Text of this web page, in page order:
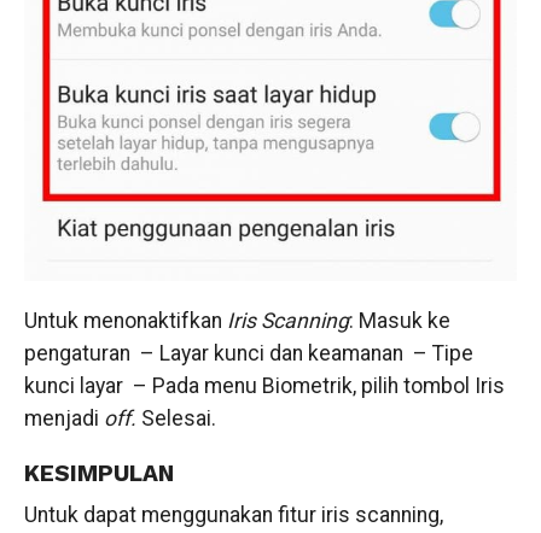
Untuk menonaktifkan Iris Scanning: Masuk ke
pengaturan – Layar kunci dan keamanan – Tipe
kunci layar – Pada menu Biometrik, pilih tombol Iris
menjadi off. Selesai.
KESIMPULAN
Untuk dapat menggunakan fitur iris scanning,